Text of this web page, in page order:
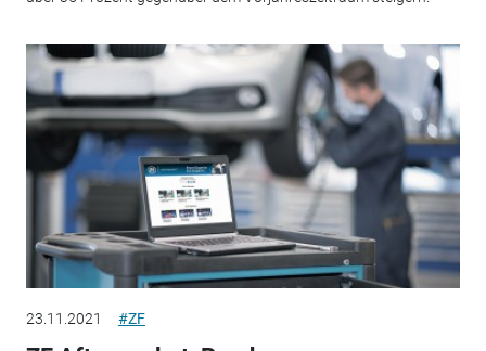
23.11.2021 #ZF